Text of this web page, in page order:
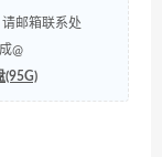
邮箱联系处
@
(95G)